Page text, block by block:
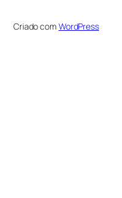
Criado com WordPress